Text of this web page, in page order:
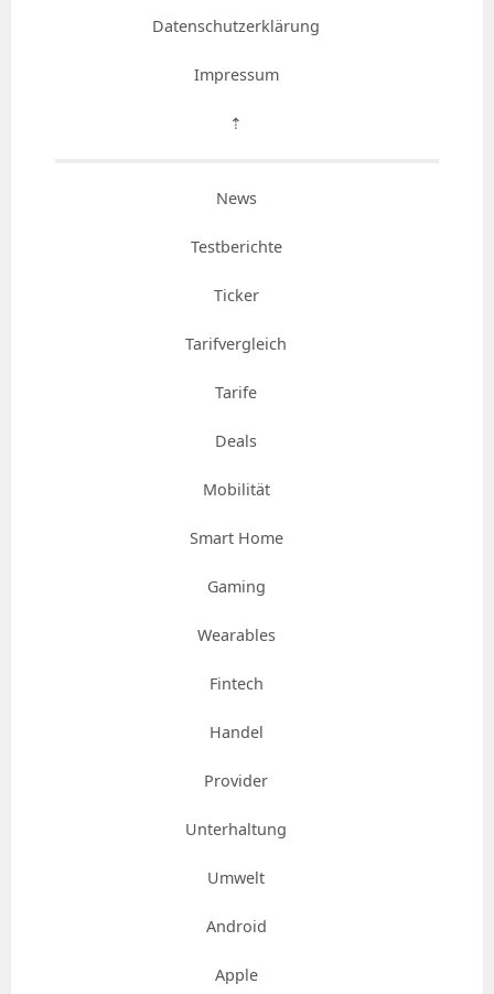
Datenschutzerklärung
Impressum
⇡
News
Testberichte
Ticker
Tarifvergleich
Tarife
Deals
Mobilität
Smart Home
Gaming
Wearables
Fintech
Handel
Provider
Unterhaltung
Umwelt
Android
Apple